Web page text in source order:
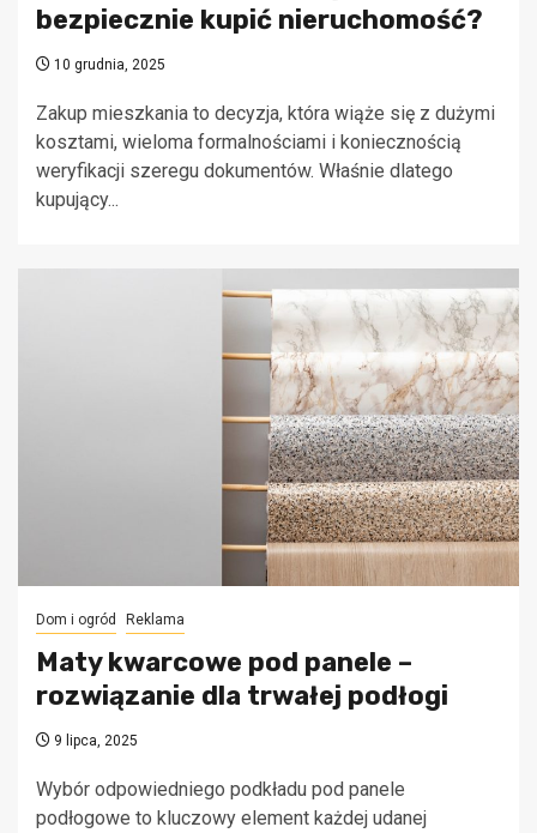
bezpiecznie kupić nieruchomość?
10 grudnia, 2025
Zakup mieszkania to decyzja, która wiąże się z dużymi
kosztami, wieloma formalnościami i koniecznością
weryfikacji szeregu dokumentów. Właśnie dlatego
kupujący...
Dom i ogród Reklama
Maty kwarcowe pod panele –
rozwiązanie dla trwałej podłogi
9 lipca, 2025
Wybór odpowiedniego podkładu pod panele
podłogowe to kluczowy element każdej udanej